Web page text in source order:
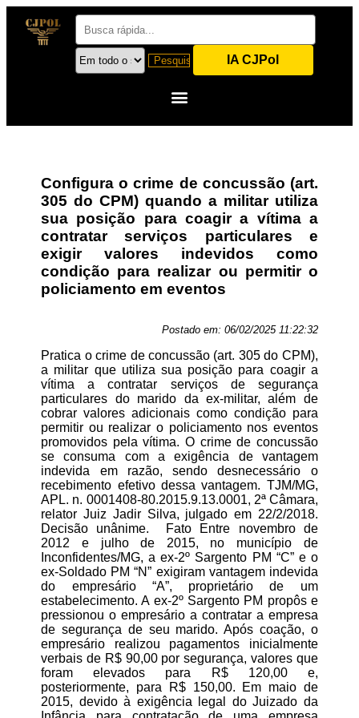
IA CJPol
Configura o crime de concussão (art.
305 do CPM) quando a militar utiliza
sua posição para coagir a vítima a
contratar serviços particulares e
exigir valores indevidos como
condição para realizar ou permitir o
policiamento em eventos
Postado em: 06/02/2025 11:22:32
Pratica o crime de concussão (art. 305 do CPM),
a militar que utiliza sua posição para coagir a
vítima a contratar serviços de segurança
particulares do marido da ex-militar, além de
cobrar valores adicionais como condição para
permitir ou realizar o policiamento nos eventos
promovidos pela vítima. O crime de concussão
se consuma com a exigência de vantagem
indevida em razão, sendo desnecessário o
recebimento efetivo dessa vantagem. TJM/MG,
APL. n. 0001408-80.2015.9.13.0001, 2ª Câmara,
relator Juiz Jadir Silva, julgado em 22/2/2018.
Decisão unânime. Fato Entre novembro de
2012 e julho de 2015, no município de
Inconfidentes/MG, a ex-2º Sargento PM “C” e o
ex-Soldado PM “N” exigiram vantagem indevida
do empresário “A”, proprietário de um
estabelecimento. A ex-2º Sargento PM propôs e
pressionou o empresário a contratar a empresa
de segurança de seu marido. Após coação, o
empresário realizou pagamentos inicialmente
verbais de R$ 90,00 por segurança, valores que
foram elevados para R$ 120,00 e,
posteriormente, para R$ 150,00. Em maio de
2015, devido à exigência legal do Juizado da